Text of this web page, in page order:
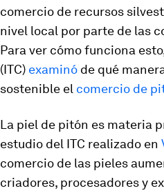
comercio de recursos
nivel local por parte de las
Para ver cómo funciona
(ITC) examinó de qué
sostenible el comercio de
La piel de pitón es materia
estudio del ITC realizado en
comercio de las pieles
criadores, procesadores y